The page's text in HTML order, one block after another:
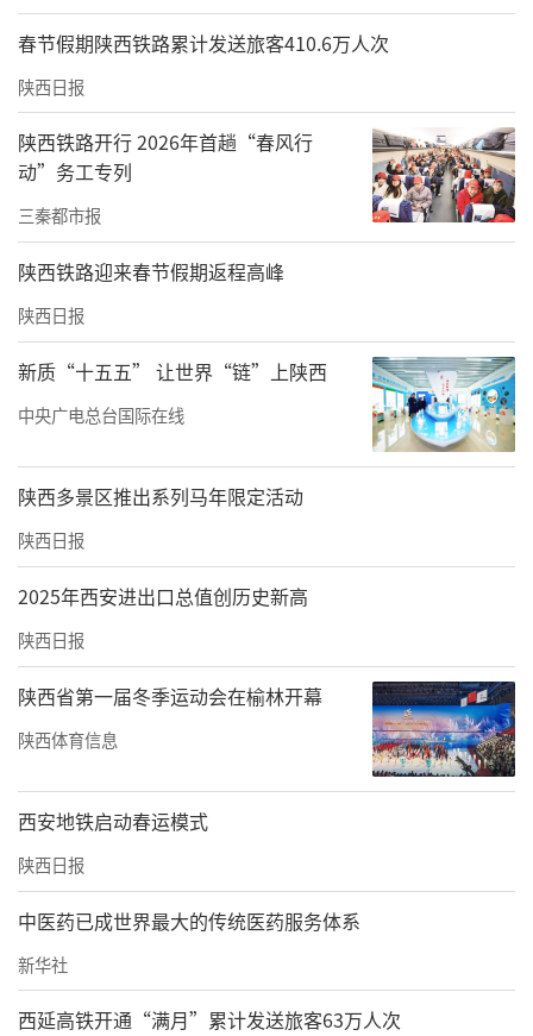
春节假期陕西铁路累计发送旅客410.6万人次
陕西日报
陕西铁路开行 2026年首趟“春风行
动”务工专列
三秦都市报
陕西铁路迎来春节假期返程高峰
陕西日报
新质“十五五” 让世界“链”上陕西
中央广电总台国际在线
陕西多景区推出系列马年限定活动
陕西日报
2025年西安进出口总值创历史新高
陕西日报
陕西省第一届冬季运动会在榆林开幕
陕西体育信息
西安地铁启动春运模式
陕西日报
中医药已成世界最大的传统医药服务体系
新华社
西延高铁开通“满月”累计发送旅客63万人次